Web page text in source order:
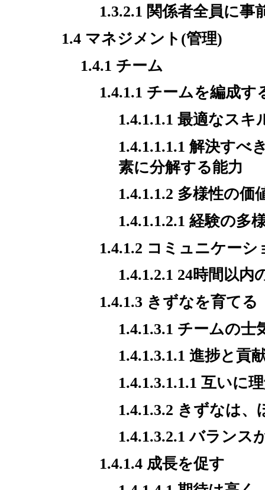
1.3.2.1 関係者全員に事
1.4 マネジメント(管理)
1.4.1 チーム
1.4.1.1 チームを編成す
1.4.1.1.1 最適なス
1.4.1.1.1.1 解決すべ
素に分解する能力
1.4.1.1.2 多様性の価
1.4.1.1.2.1 経験の多
1.4.1.2 コミュニケー
1.4.1.2.1 24時間以内
1.4.1.3 きずなを育てる
1.4.1.3.1 チームの士
1.4.1.3.1.1 進捗と貢
1.4.1.3.1.1.1 互いに
1.4.1.3.2 きずなは
1.4.1.3.2.1 バランス
1.4.1.4 成長を促す